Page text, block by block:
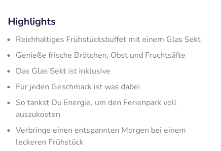
Highlights
Reichhaltiges Frühstücksbuffet mit einem Glas Sekt
Genieße frische Brötchen, Obst und Fruchtsäfte
Das Glas Sekt ist inklusive
Für jeden Geschmack ist was dabei
So tankst Du Energie, um den Ferienpark voll
auszukosten
Verbringe einen entspannten Morgen bei einem
leckeren Frühstück